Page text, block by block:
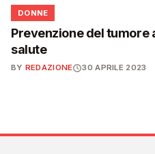
🌸
DONNE
Prevenzione del tumore
salute
BY REDAZIONE 30 APRILE 2023